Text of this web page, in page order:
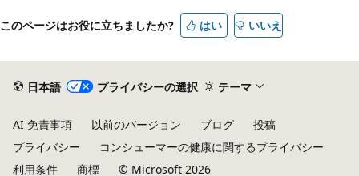
モ
ド
このページはお役に立ちましたか? はい いいえ
日本語 プライバシーの選択 テーマ
AI 免責事項 以前のバージョン ブログ
投稿
プライバシー
コンシューマーの健康に関するプライバシー
利用条件
商標 © Microsoft 2026